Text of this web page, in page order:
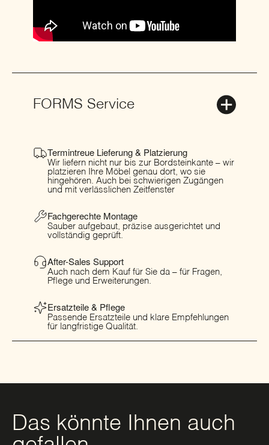
FORMS Service
Termintreue Lieferung & Platzierung
Wir liefern nicht nur bis zur Bordsteinkante – wir
platzieren Ihre Möbel genau dort, wo sie
hingehören. Auch bei schwierigen Zugängen
und mit verlässlichen Zeitfenster
Fachgerechte Montage
Sauber aufgebaut, präzise ausgerichtet und
vollständig geprüft.
After-Sales Support
Auch nach dem Kauf für Sie da – für Fragen,
Pflege und Erweiterungen.
Ersatzteile & Pflege
Passende Ersatzteile und klare Empfehlungen
für langfristige Qualität.
Das könnte Ihnen auch